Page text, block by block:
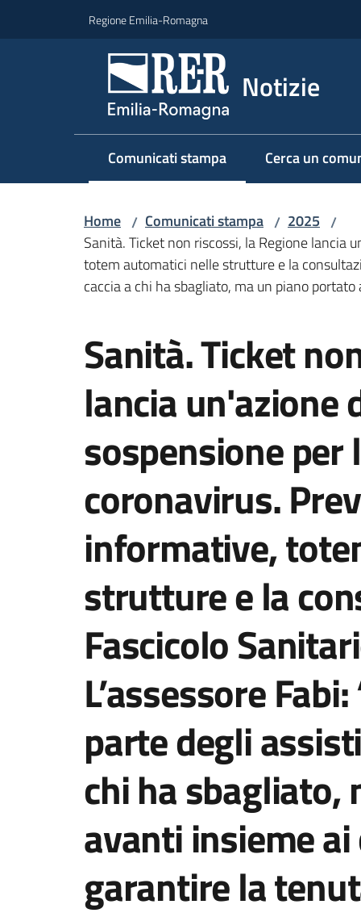
Regione Emilia-Romagna
Notizie
Comunicati stampa
Menu selezionato Cerca un
Home / Comunicati stampa / 2025 /
Sanità. Ticket non riscossi, la Regione lancia
totem automatici nelle strutture e la
caccia a chi ha sbagliato, ma un piano
Salta al contenuto
Sanità. Ticket
lancia un'azione
sospensione per
coronavirus.
informative,
strutture e la
Fascicolo
L’assessore
parte degli
chi ha sbagliato,
avanti insieme
garantire la